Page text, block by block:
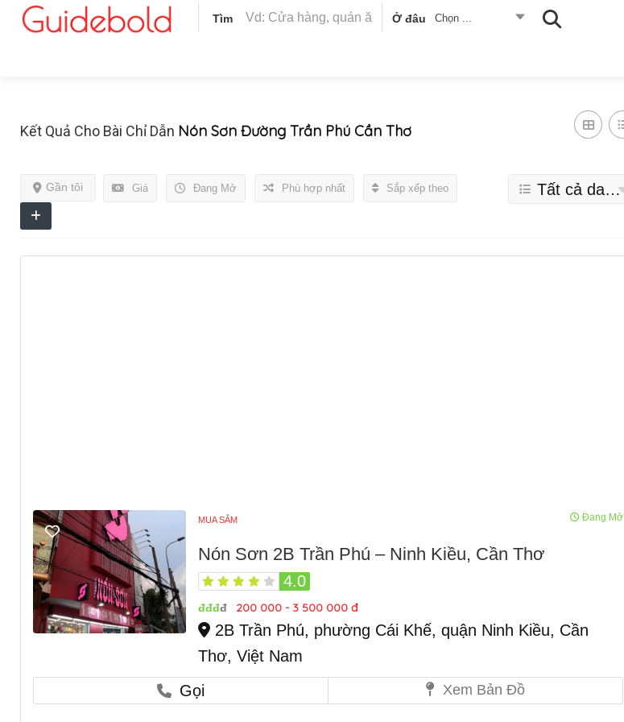
Tìm Ở đâu Chọn ...
Kết Quả Cho Bài Chỉ Dẫn Nón Sơn Đường Trần Phú Cần Thơ
Giá Đang Mở
Gần tôi Phù hợp nhất Sắp xếp theo Tất cả danh mục
MUA SẮM Đang Mở
Nón Sơn 2B Trần Phú – Ninh Kiều, Cần Thơ
4.0
đđđđ 200 000 - 3 500 000 đ
2B Trần Phú, phường Cái Khế, quận Ninh Kiều, Cần
Thơ, Việt Nam
Gọi
Xem Bản Đồ